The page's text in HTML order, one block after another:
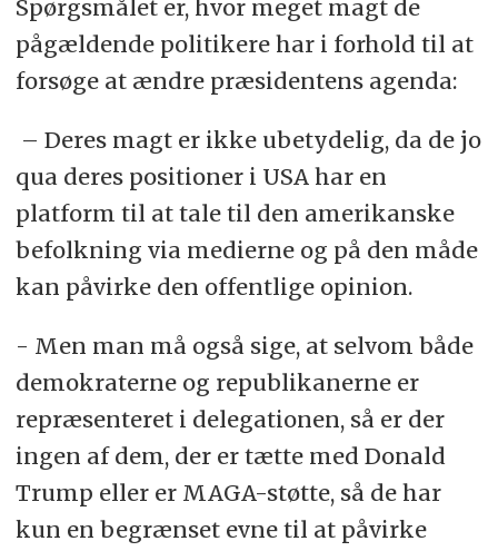
Spørgsmålet er, hvor meget magt de
pågældende politikere har i forhold til at
forsøge at ændre præsidentens agenda:
– Deres magt er ikke ubetydelig, da de jo
qua deres positioner i USA har en
platform til at tale til den amerikanske
befolkning via medierne og på den måde
kan påvirke den offentlige opinion.
- Men man må også sige, at selvom både
demokraterne og republikanerne er
repræsenteret i delegationen, så er der
ingen af dem, der er tætte med Donald
Trump eller er MAGA-støtte, så de har
kun en begrænset evne til at påvirke